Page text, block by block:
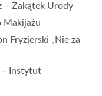
– Zakątek Urody
Makijażu
Fryzjerski „Nie za
– Instytut